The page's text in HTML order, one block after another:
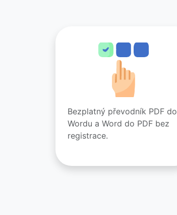
Bezplatný převodník PDF do
Wordu a Word do PDF bez
registrace.